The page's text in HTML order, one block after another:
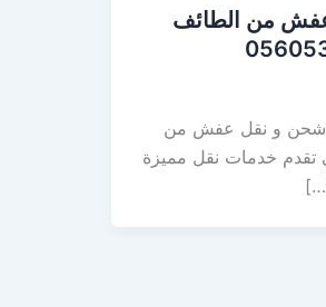
من الطائف
شحن و نقل عفش من
تقدم خدمات نقل مميزة